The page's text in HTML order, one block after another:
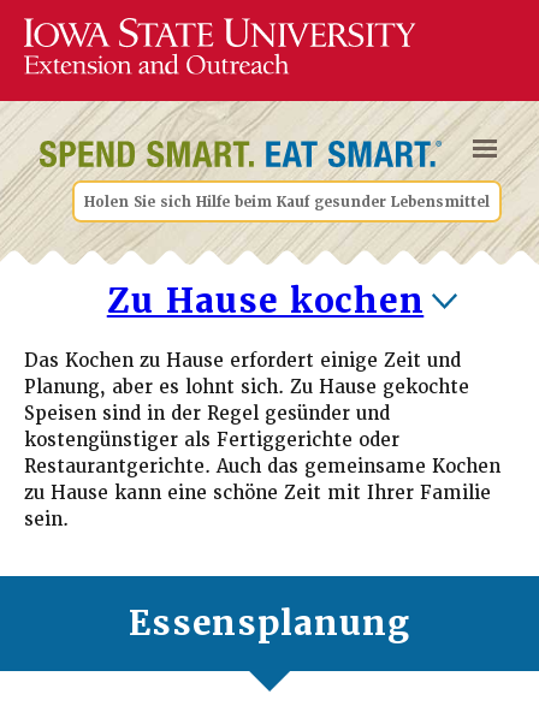
Holen Sie sich Hilfe beim Kauf gesunder Lebensmittel
Zu Hause kochen
Das Kochen zu Hause erfordert einige Zeit und
Planung, aber es lohnt sich. Zu Hause gekochte
Speisen sind in der Regel gesünder und
kostengünstiger als Fertiggerichte oder
Restaurantgerichte. Auch das gemeinsame Kochen
zu Hause kann eine schöne Zeit mit Ihrer Familie
sein.
Essensplanung